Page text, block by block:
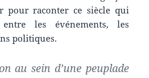
pour raconter ce siècle qui
les événements, les
politiques.
au sein d’une peuplade